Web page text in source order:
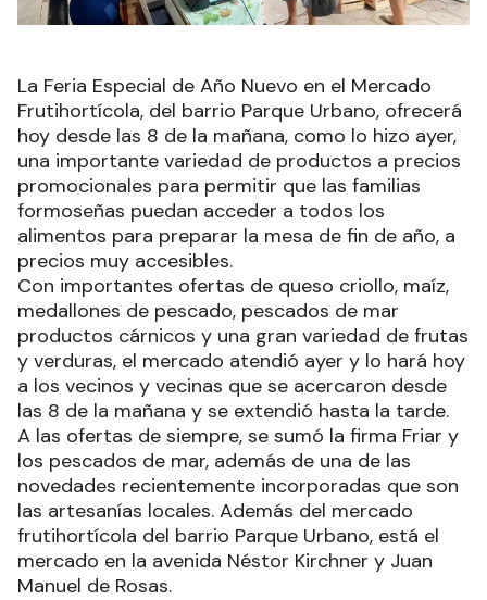
La Feria Especial de Año Nuevo en el Mercado
Frutihortícola, del barrio Parque Urbano, ofrecerá
hoy desde las 8 de la mañana, como lo hizo ayer,
una importante variedad de productos a precios
promocionales para permitir que las familias
formoseñas puedan acceder a todos los
alimentos para preparar la mesa de fin de año, a
precios muy accesibles.
Con importantes ofertas de queso criollo, maíz,
medallones de pescado, pescados de mar
productos cárnicos y una gran variedad de frutas
y verduras, el mercado atendió ayer y lo hará hoy
a los vecinos y vecinas que se acercaron desde
las 8 de la mañana y se extendió hasta la tarde.
A las ofertas de siempre, se sumó la firma Friar y
los pescados de mar, además de una de las
novedades recientemente incorporadas que son
las artesanías locales. Además del mercado
frutihortícola del barrio Parque Urbano, está el
mercado en la avenida Néstor Kirchner y Juan
Manuel de Rosas.